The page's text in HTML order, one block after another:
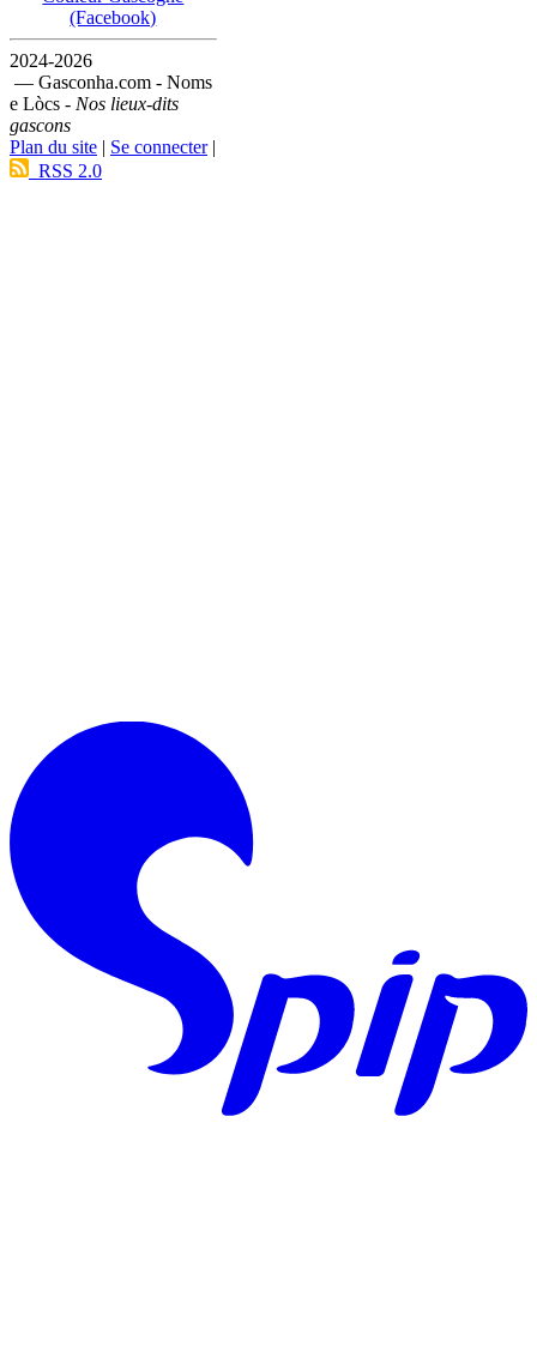
(Facebook)
2024-2026
— Gasconha.com - Noms
e Lòcs - Nos lieux-dits
gascons
Plan du site | Se connecter|
RSS 2.0